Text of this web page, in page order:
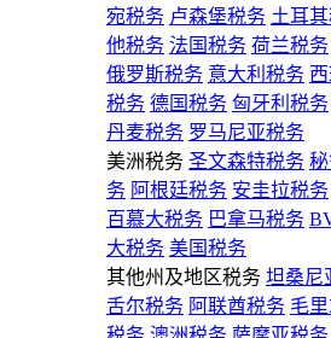
宛税务 卢森堡税务 土耳
他税务 法国税务 荷兰税务
俄罗斯税务 意大利税务
税务 德国税务 匈牙利税务
丹麦税务 罗马尼亚税务
美洲税务 圣文森特税务
务 阿根廷税务 安圭拉税务
百慕大税务 巴拿马税务
大税务 美国税务
其他州及地区税务 坦桑尼
舌尔税务 阿联酋税务 毛